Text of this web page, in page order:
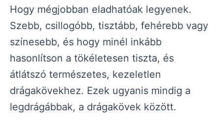
Hogy mégjobban eladhatóak legyenek.
Szebb, csillogóbb, tisztább, fehérebb vagy
színesebb, és hogy minél inkább
hasonlítson a tökéletesen tiszta, és
átlátszó természetes, kezeletlen
drágakövekhez. Ezek ugyanis mindig a
legdrágábbak, a drágakövek között.